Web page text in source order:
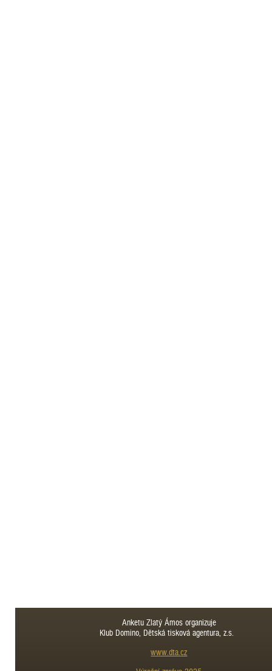
Anketu Zlatý Ámos organizuje
Klub Domino, Dětská tisková agentura, z.s.
www.dta.cz